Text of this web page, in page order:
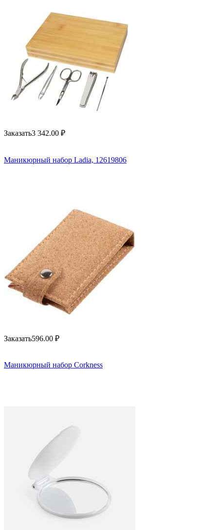
Заказать3 342.00 ₽
Маникюрный набор Ladia, 12619806
Заказать596.00 ₽
Маникюрный набор Corkness